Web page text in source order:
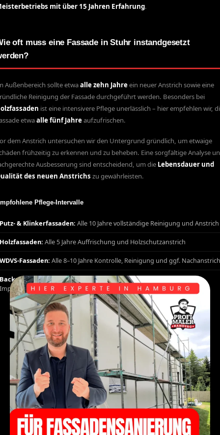
mit über 15 Jahren Erfahrung.
oft muss eine Fassade in Stuhr instandgesetzt
Außenbereich sollte etwaalle zehn Jahreein neuer Anstrich sowie eine
Reinigung der Fassade durchgeführt werden. Besonders bei
ist eine intensivere Pflege unerlässlich – hier empfehlen wir,
etwaalle fünf Jahreaufzufrischen.
dem Anstrich untersuchen wir den Untergrund gründlich, um etwaige
frühzeitig zu erkennen und zu beheben. Eine sorgfältige Analyse
Ausbesserung sind entscheidend, um die Lebensdauer und
des neuen Anstrichs zu gewährleisten.
Pflege-Intervalle
Putz- & Klinkerfassaden: Alle 10 Jahre vollständige Reinigung und Anstrich
Holzfassaden: Alle 5 Jahre Auffrischung und Holzschutzanstrich
WDVS-Fassaden: Alle 8–10 Jahre Kontrolle, Reinigung und ggf.
Backsteinfassaden Stuhr:
Alle 10–15 Jahre Fugensanierung und
Imprägnierung